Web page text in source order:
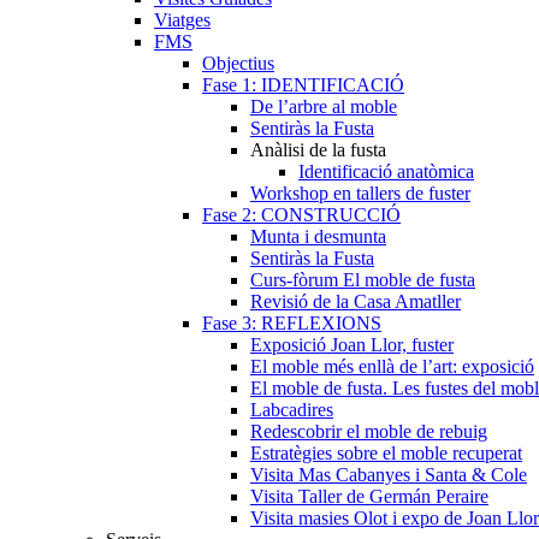
Viatges
FMS
Objectius
Fase 1: IDENTIFICACIÓ
De l’arbre al moble
Sentiràs la Fusta
Anàlisi de la fusta
Identificació anatòmica
Workshop en tallers de fuster
Fase 2: CONSTRUCCIÓ
Munta i desmunta
Sentiràs la Fusta
Curs-fòrum El moble de fusta
Revisió de la Casa Amatller
Fase 3: REFLEXIONS
Exposició Joan Llor, fuster
El moble més enllà de l’art: exposició
El moble de fusta. Les fustes del
Labcadires
Redescobrir el moble de rebuig
Estratègies sobre el moble recuperat
Visita Mas Cabanyes i Santa & Cole
Visita Taller de Germán Peraire
Visita masies Olot i expo de Joan Llor